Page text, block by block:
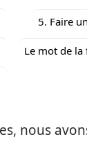
5. Faire
Le mot de la
nous